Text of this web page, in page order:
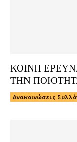
ΚΟΙΝΗ
ΤΗΝ
Ανακοινώσεις